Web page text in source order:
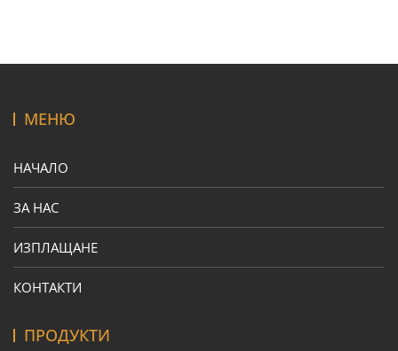
МЕНЮ
НАЧАЛО
ЗА НАС
ИЗПЛАЩАНЕ
КОНТАКТИ
ПРОДУКТИ